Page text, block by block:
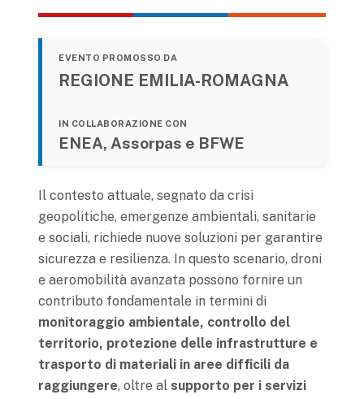
EVENTO PROMOSSO DA
REGIONE EMILIA-ROMAGNA
IN COLLABORAZIONE CON
ENEA, Assorpas e BFWE
Il contesto attuale, segnato da crisi
geopolitiche, emergenze ambientali, sanitarie
e sociali, richiede nuove soluzioni per garantire
sicurezza e resilienza. In questo scenario, droni
e aeromobilità avanzata possono fornire un
contributo fondamentale in termini di
monitoraggio ambientale, controllo del
territorio, protezione delle infrastrutture e
trasporto di materiali in aree difficili da
raggiungere, oltre al supporto per i servizi